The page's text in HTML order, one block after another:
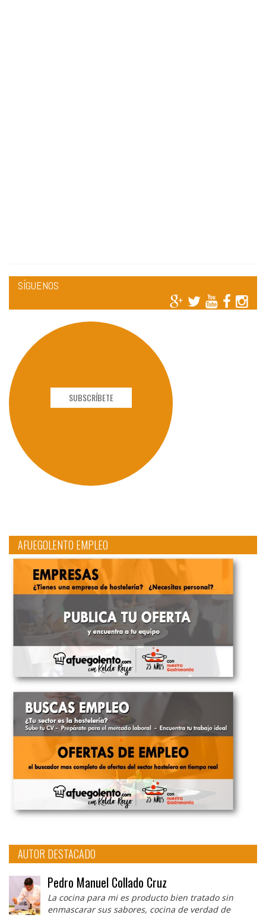
SÍGUENOS
SUBSCRÍBETE
AFUEGOLENTO EMPLEO
AUTOR DESTACADO
Pedro Manuel Collado Cruz
La cocina para mi es producto bien tratado sin
enmascarar sus sabores, cocina de verdad de